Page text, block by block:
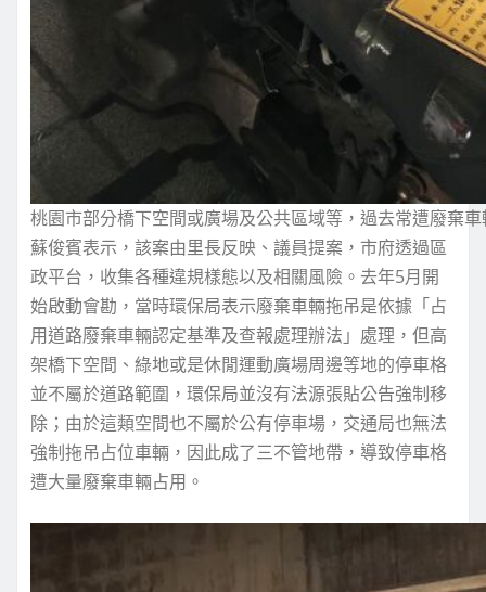
桃園市部分橋下空間或廣場及公共區域等，過去常遭廢棄
蘇俊賓表示，該案由里長反映、議員提案，市府透過區
政平台，收集各種違規樣態以及相關風險。去年5月開
始啟動會勘，當時環保局表示廢棄車輛拖吊是依據「占
用道路廢棄車輛認定基準及查報處理辦法」處理，但高
架橋下空間、綠地或是休閒運動廣場周邊等地的停車格
並不屬於道路範圍，環保局並沒有法源張貼公告強制移
除；由於這類空間也不屬於公有停車場，交通局也無法
強制拖吊占位車輛，因此成了三不管地帶，導致停車格
遭大量廢棄車輛占用。